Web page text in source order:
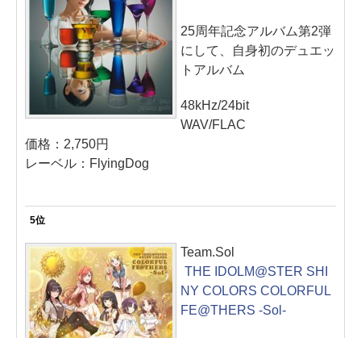
25周年記念アルバム第2弾
にして、自身初のデュエッ
トアルバム
48kHz/24bit
WAV/FLAC
価格：2,750円
レーベル：FlyingDog
5位
Team.Sol
THE IDOLM@STER SHI
NY COLORS COLORFUL
FE@THERS -Sol-